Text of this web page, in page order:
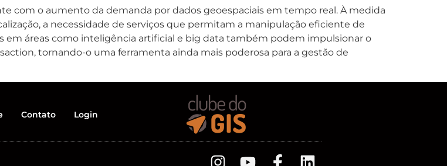
com o aumento da demanda por dados geoespaciais em tempo real. À medida
a necessidade de serviços que permitam a manipulação eficiente de
em áreas como inteligência artificial e big data também podem impulsionar o
tornando-o uma ferramenta ainda mais poderosa para a gestão de
Contato Login